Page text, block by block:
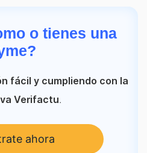
o tienes una
fácil y cumpliendo con la
Verifactu.
ahora